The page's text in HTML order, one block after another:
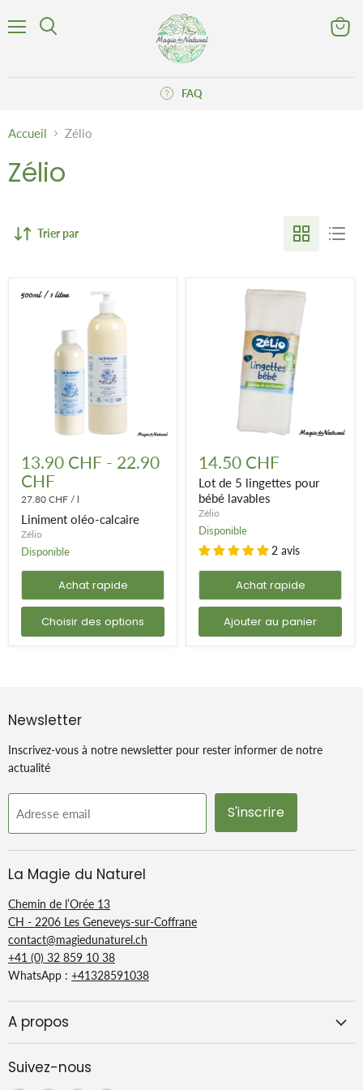
FAQ
Accueil Zélio
Zélio
Trier par
oléo-
calcaire
13.90 CHF - 22.90
CHF
27.80 CHF / l
Liniment oléo-calcaire
Zélio
Disponible
Achat rapide
Choisir des options
de
5
lingettes
pour
bébé
lavables
14.50 CHF
Lot de 5 lingettes pour
bébé lavables
Zélio
Disponible
2 avis
Achat rapide
Ajouter au panier
Newsletter
Inscrivez-vous à notre newsletter pour rester informer de notre
actualité
Adresse email S'inscrire
La Magie du Naturel
Chemin de l’Orée 13
CH - 2206 Les Geneveys-sur-Coffrane
contact@magiedunaturel.ch
+41 (0) 32 859 10 38
WhatsApp : +41328591038
A propos
Suivez-nous